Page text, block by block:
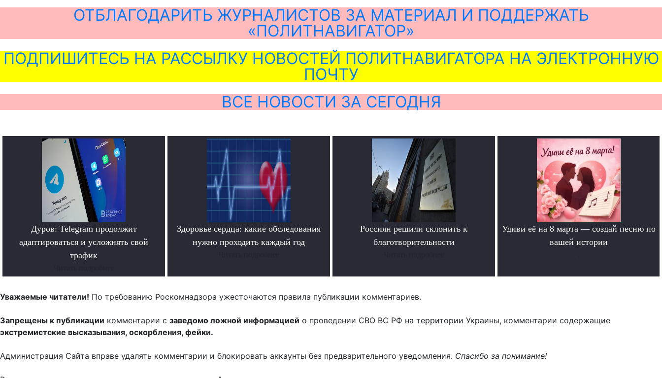
ОТБЛАГОДАРИТЬ ЖУРНАЛИСТОВ ЗА МАТЕРИАЛ И ПОДДЕРЖАТЬ
«ПОЛИТНАВИГАТОР»
ПОДПИШИТЕСЬ НА РАССЫЛКУ НОВОСТЕЙ ПОЛИТНАВИГАТОРА НА ЭЛЕКТРОННУЮ
ПОЧТУ
ВСЕ НОВОСТИ ЗА СЕГОДНЯ
Дуров: Telegram продолжит
адаптироваться и усложнять свой
трафик
Здоровье сердца: какие обследования
нужно проходить каждый год
Россиян решили склонить к
благотворительности
Удиви её на 8 марта — создай песню по
вашей истории
Уважаемые читатели! По требованию Роскомнадзора ужесточаются правила публикации комментариев.
Запрещены к публикации комментарии с заведомо ложной информацией о проведении СВО ВС РФ на территории Украины, комментарии содержащие
экстремистские высказывания, оскорбления, фейки.
Администрация Сайта вправе удалять комментарии и блокировать аккаунты без предварительного уведомления. Спасибо за понимание!